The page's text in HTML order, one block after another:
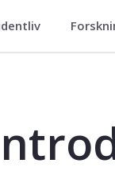
til